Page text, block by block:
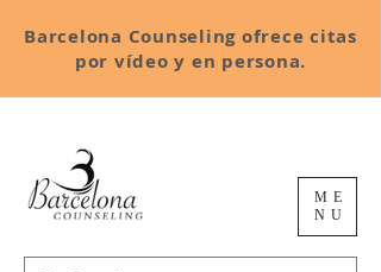
ME
NU
Barcelona Counseling ofrece citas
por vídeo y en persona.